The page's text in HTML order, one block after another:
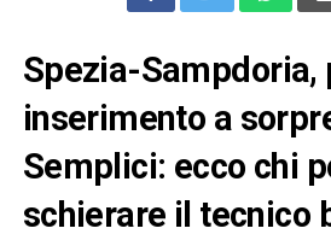
Spezia-Sampdoria,
inserimento a
Semplici: ecco chi
schierare il tecnico